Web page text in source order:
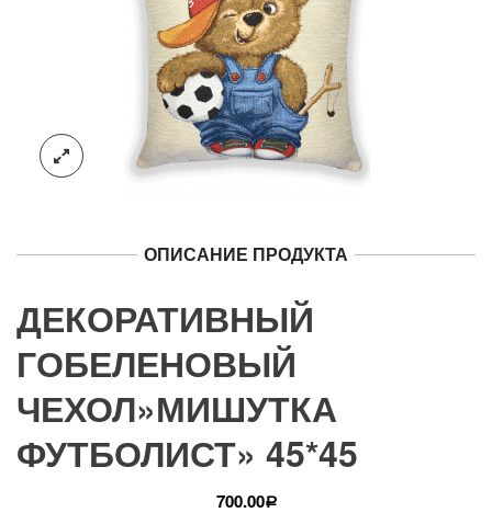
ОПИСАНИЕ ПРОДУКТА
ДЕКОРАТИВНЫЙ
ГОБЕЛЕНОВЫЙ
ЧЕХОЛ»МИШУТКА
ФУТБОЛИСТ» 45*45
700.00Р